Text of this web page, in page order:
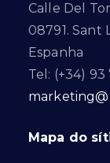
Calle Del
08791. Sant
Espanha
Tel: (+34) 93
Mapa do